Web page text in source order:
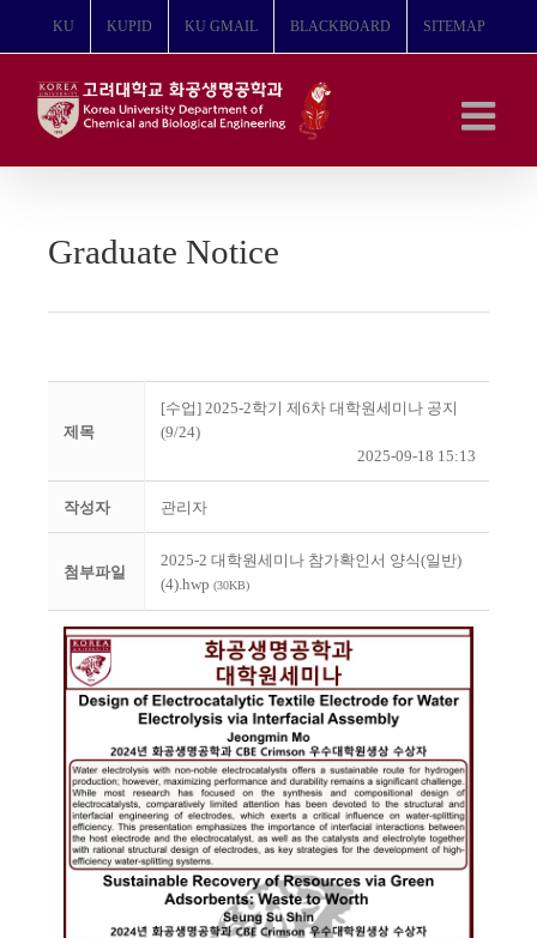
뛰
KU KUPID KU GMAIL BLACKBOARD SITEMAP
Graduate Notice
제목
[수업] 2025-2학기 제6차 대학원세미나 공지
(9/24)
2025-09-18 15:13
작성자 관리자
첨부파일
2025-2 대학원세미나 참가확인서 양식(일반)
(4).hwp (30KB)